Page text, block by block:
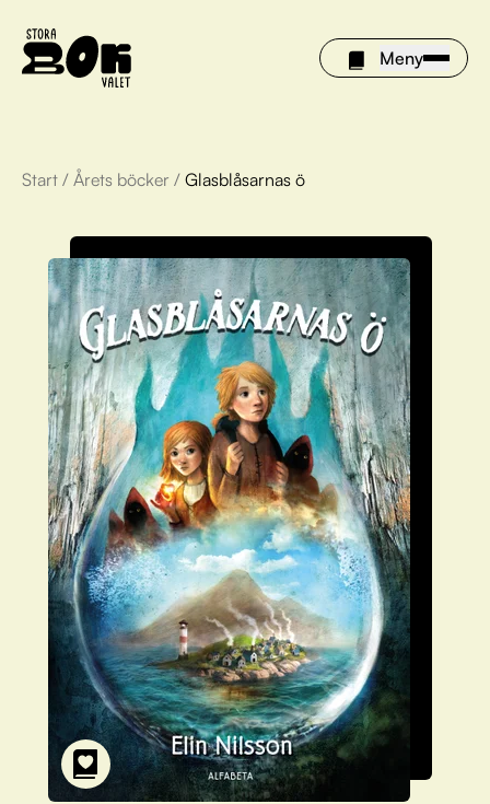
Meny
Årets böcker
Om Stora bokvalet
Olivia tipsar
Vinnare
FAQ
För bibliotek
Start / Årets böcker / Glasblåsarnas ö